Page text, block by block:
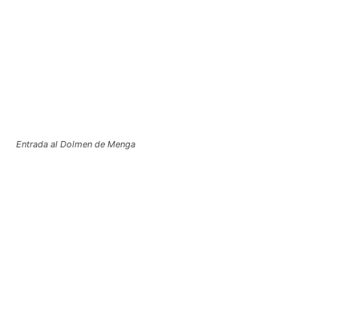
Entrada al Dolmen de Menga